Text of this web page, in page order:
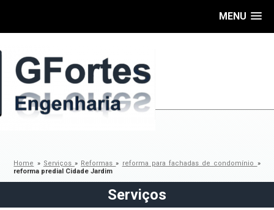
MENU
Home » Serviços » Reformas» reforma para fachadas de condomínio »
reforma predial Cidade Jardim
Serviços